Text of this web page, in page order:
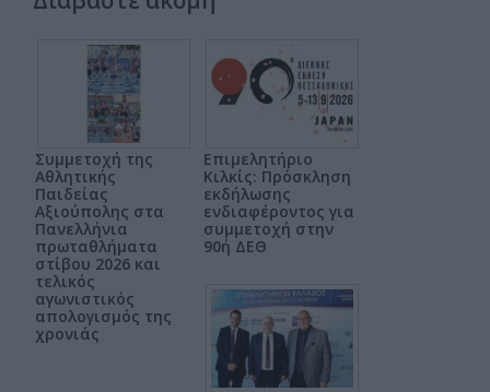
Συμμετοχή της
Αθλητικής
Παιδείας
Αξιούπολης στα
Πανελλήνια
πρωταθλήματα
στίβου 2026 και
τελικός
αγωνιστικός
απολογισμός της
χρονιάς
Επιμελητήριο
Κιλκίς: Πρόσκληση
εκδήλωσης
ενδιαφέροντος για
συμμετοχή στην
90ή ΔΕΘ